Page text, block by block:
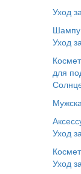
Уход
Уход
для
Уход
Уход